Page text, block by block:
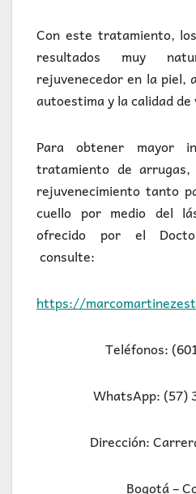
Con este tratamiento,
resultados muy
rejuvenecedor en la piel,
autoestima y la calidad de
Para obtener mayor
tratamiento de
rejuvenecimiento tanto
cuello por medio del
ofrecido por el
consulte:
https://
Teléfonos:
WhatsApp: (57)
Dirección:
Bogotá –